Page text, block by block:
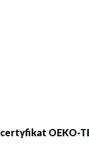
certyfikat OEKO-